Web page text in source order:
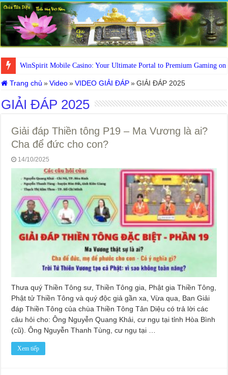
WinSpirit Mobile Casino: Your Ultimate Portal to Premium Gaming on
Trang chủ » Video » VIDEO GIẢI ĐÁP » GIẢI ĐÁP 2025
GIẢI ĐÁP 2025
Giải đáp Thiền tông P19 – Ma Vương là ai?
Cha để đức cho con?
14/10/2025
Thưa quý Thiền Tông sư, Thiền Tông gia, Phật gia Thiền Tông,
Phật tử Thiền Tông và quý độc giả gần xa, Vừa qua, Ban Giải
đáp Thiền Tông của chùa Thiền Tông Tân Diệu có trả lời các
câu hỏi cho: Ông Nguyễn Quang Khải, cư ngụ tại tỉnh Hòa Bình
(cũ). Ông Nguyễn Thanh Tùng, cư ngụ tại …
Xem tiếp